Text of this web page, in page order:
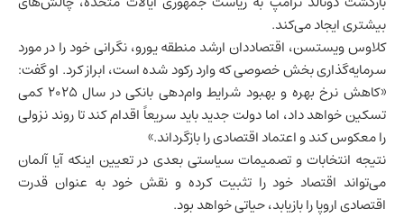
بیشتری ایجاد می‌کند.
کلاوس ویستسن، اقتصاددان ارشد منطقه یورو، نگرانی خود را در مورد
سرمایه‌گذاری بخش خصوصی که وارد رکود شده است، ابراز کرد. او گفت:
«کاهش نرخ بهره و بهبود شرایط وام‌دهی بانکی در سال ۲۰۲۵ کمی
تسکین خواهد داد، اما دولت جدید باید سریعاً اقدام کند تا روند نزولی
را معکوس کند و اعتماد اقتصادی را بازگرداند.»
نتیجه انتخابات و تصمیمات سیاستی بعدی در تعیین اینکه آیا آلمان
می‌تواند اقتصاد خود را تثبیت کرده و نقش خود به عنوان قدرت
اقتصادی اروپا را بازیابد، حیاتی خواهد بود.